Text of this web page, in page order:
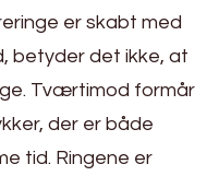
er skabt med
betyder det ikke, at
Tværtimod formår
der er både
tid. Ringene er